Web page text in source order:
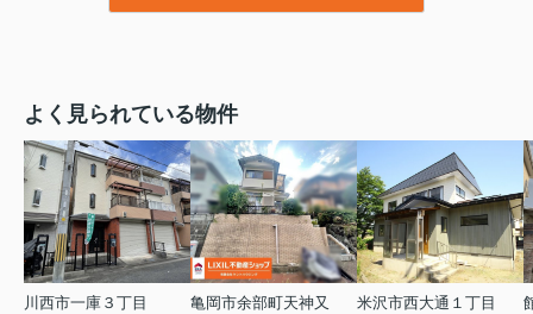
よく見られている物件
川西市一庫３丁目
亀岡市余部町天神又
米沢市西大通１丁目